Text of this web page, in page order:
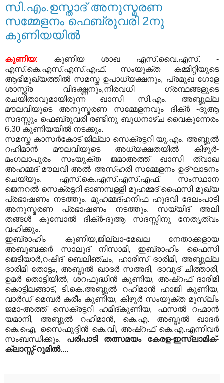
സി.എം.ഉസ്താദ് അനുസ്മരണ
സമ്മേളനം ഫെബ്രുവരി 2നു
കുണിയയില്‍
കുണിയ: കുണിയ ശാഖ എസ്.വൈ.എസ്. -
എസ്.കെ.എസ്.എസ്.എഫ്. സംയുക്ത കമ്മിറ്റിയുടെ
ആഭിമുഖ്യത്തില്‍ സമസ്ത ഉപാധ്യക്ഷനും, പ്രമുഖ ഗോള
ശാസ്ത്ര വിദഗ്ദ്ധനും,നിരവധി ഗ്രന്ഥങ്ങളുടെ
രചയിതാവുമായിരുന്ന ഖാസി സി.എം. അബ്ദുല്ല
മൗലവിയുടെ അനുസ്മരണ സമ്മേളനവും ദിക്ര്‍ -ദുആ
സദസ്സും ഫെബ്രുവരി രണ്ടിനു ബുധനാഴ്ച വൈകുന്നേരം
6.30 കുണിയയില്‍ നടക്കും.
സമസ്ത കാസര്‍കോട് ജില്ലാ സെക്രട്ടറി യു.എം. അബ്ദുല്‍
റഹിമാന്‍ മൗലവിയുടെ അധ്യക്ഷതയില്‍ കിഴൂര്‍-
മംഗലാപുരം സംയുക്ത ജമാഅത്ത് ഖാസി ത്വാഖ
അഹമ്മദ്‌ മൗലവി അല്‍ അസ്ഹരി സമ്മേളനം ഉദ്ഘാടനം
ചെയ്യും. എസ്.കെ.എസ്.എസ്.എഫ്. സംസ്ഥാന
ജെനറല്‍ സെക്രട്ടറി ഓണമ്പള്ളി മുഹമ്മദ്‌ ഫൈസി മുഖ്യ
പ്രഭാഷണം നടത്തും. മുഹമ്മദ്‌ഹനീഫ ഹുദവി ദേലംപാടി
അനുസ്മരണ പ്രഭാഷണം നടത്തും. സയ്യിദ് അലി
തങ്ങള്‍ കുമ്പോല്‍ ദിക്ര്‍-ദുആ സദസ്സിനു നേതൃത്വം
വഹിക്കും.
ഇബ്രാഹിം കുണിയ,ജില്ലാ-മേഖല നേതാക്കളായ
അബൂബക്കര്‍ സാലൂദ് നിസാമി, ഇബ്രാഹിം ഫൈസി
ജെടിയാര്‍,റഷീദ് ബെലിഞ്ചം, ഹാരിസ് ദാരിമി, അബ്ദുല്ല
ദാരിമി തോട്ടം, അബ്ദുല്‍ ഖാദര്‍ സഅദി, ദാവൂദ് ചിത്താരി,
ഉമര്‍ തൊട്ടിയില്‍, ശറഫുദ്ധീന്‍ കുണിയ, അഷ്‌റഫ്‌ ദാരിമി
കൊട്ടിലങ്ങാട്, ടി.കെ.അബ്ദുല്‍ റഹിമാന്‍ ഹാജി കുണിയ,
വാര്‍ഡ്‌ മെമ്പര്‍ കരീം കുണിയ, കിഴൂര്‍ സംയുക്ത മുസ്ലിം
ജമാ-അത്ത് സെക്രട്ടറി ഹമീദ്കുണിയ, ഫസല്‍ ‍റഹ്മാന്‍
‍യമാനി, അബ്ദുല്‍ റഹിമാന്‍, കെ.എ. അബ്ദുല്‍ ഖാദര്‍
കെ.ഐ, സൈഫുദ്ദീന്‍ കെ.വി, അഷ്‌റഫ്‌ കെ.എ.എന്നിവര്‍
സംബന്ധിക്കും. പരിപാടി തത്സമയം കേരള-ഇസ്‌ലാമിക്-
ക്ലാസ്സ്‌-റൂമില്‍....